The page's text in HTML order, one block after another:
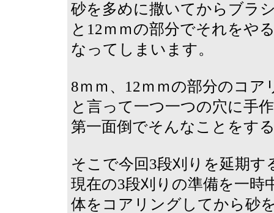
砂を多めに撒いてからブラ
と12ｍｍの部分でそれをや
なってしまいます。
8ｍｍ、12ｍｍの部分のコ
と言って一つ一つの穴に手
第一面倒でそんなことをす
そこで今回3段刈りを延期
現在の3段刈りの準備を一時
体をコアリングしてから砂